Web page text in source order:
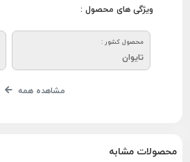
ویژگی های محصول :
محصول کشور :
تایوان
مشاهده همه
محصولات مشابه